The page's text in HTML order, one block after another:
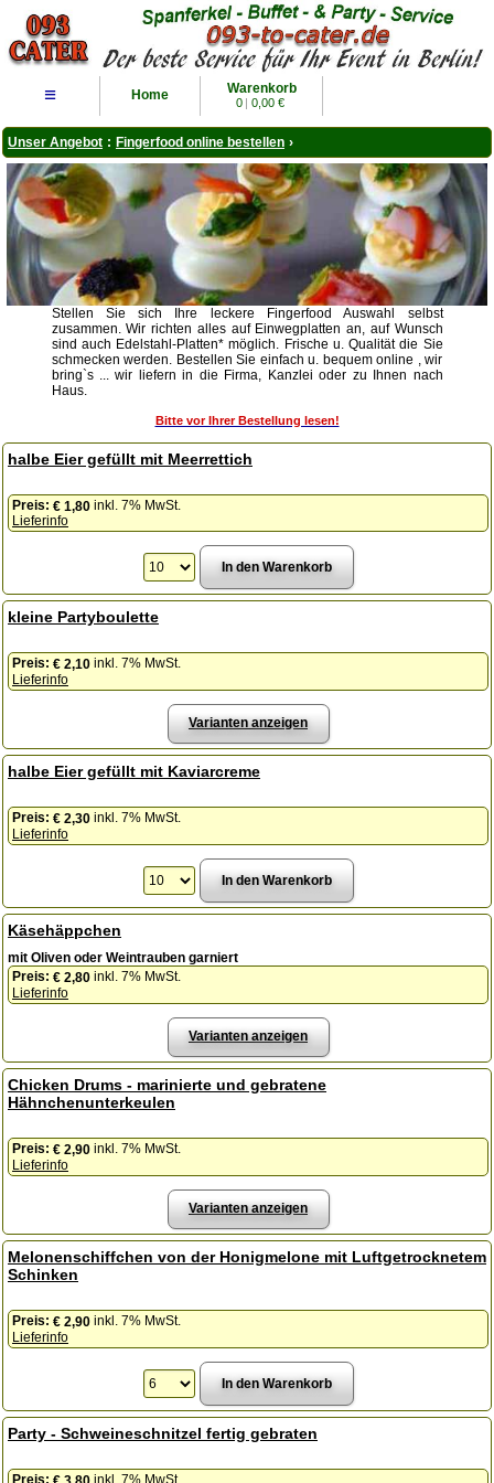
≡ Home Warenkorb
0 | 0,00 €
Unser Angebot : Fingerfood online bestellen ›
Stellen Sie sich Ihre leckere Fingerfood Auswahl selbst
zusammen. Wir richten alles auf Einwegplatten an, auf Wunsch
sind auch Edelstahl-Platten* möglich. Frische u. Qualität die Sie
schmecken werden. Bestellen Sie einfach u. bequem online , wir
bring`s ... wir liefern in die Firma, Kanzlei oder zu Ihnen nach
Haus.
Bitte vor Ihrer Bestellung lesen!
halbe Eier gefüllt mit Meerrettich
Preis: € 1,80 inkl. 7% MwSt.
Lieferinfo
kleine Partyboulette
Preis: € 2,10 inkl. 7% MwSt.
Lieferinfo
Varianten anzeigen
halbe Eier gefüllt mit Kaviarcreme
Preis: € 2,30 inkl. 7% MwSt.
Lieferinfo
Käsehäppchen
mit Oliven oder Weintrauben garniert
Preis: € 2,80 inkl. 7% MwSt.
Lieferinfo
Varianten anzeigen
Chicken Drums - marinierte und gebratene
Hähnchenunterkeulen
Preis: € 2,90 inkl. 7% MwSt.
Lieferinfo
Varianten anzeigen
Melonenschiffchen von der Honigmelone mit Luftgetrocknetem
Schinken
Preis: € 2,90 inkl. 7% MwSt.
Lieferinfo
Party - Schweineschnitzel fertig gebraten
Preis: inkl. 7% MwSt.